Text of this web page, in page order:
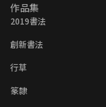
作品集
2019書法
創新書法
行草
篆隸